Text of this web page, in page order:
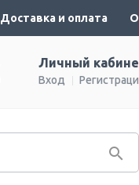
Доставка и оплата
Личный
Вход